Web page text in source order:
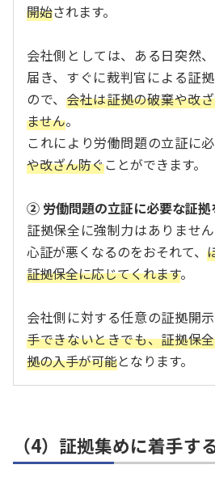
開始されます。
会社側としては、ある日突然
届き、すぐに裁判官による証
ので、会社は証拠の破棄や改
ません。
これにより労働問題の立証に
や改ざん防ぐことができます。
② 労働問題の立証に必要な証拠
証拠保全に強制力はありませ
心証が悪くなるのをおそれて、
証拠保全に応じてくれます。
会社側に対する任意の証拠開
手できないときでも、証拠保
拠の入手が可能となります。
（4）証拠集めに着手す